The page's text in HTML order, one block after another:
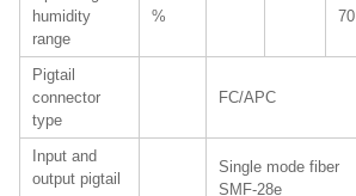
humidity
range
% 70
Pigtail
connector
type
FC/APC
Input and
output pigtail
Single mode fiber
SMF-28e